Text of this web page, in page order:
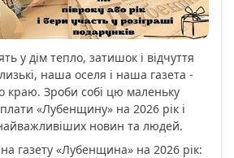
у дім тепло, затишок і відчуття
наша оселя і наша газета -
краю. Зроби собі цю маленьку
«Лубенщину» на 2026 рік і
новин та людей.
газету «Лубенщина» на 2026 рік: